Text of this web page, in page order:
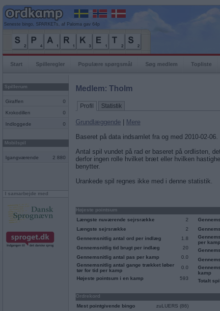
Seneste bingo, SPARKETs, af Paloma gav 64p
Start Spilleregler Populære spørgsmål Søg medlem Topliste
Spillerum
Giraffen 0
Krokodillen 0
Indloggede 0
Mobilspil
Igangværende 2 880
I samarbejde med
Medlem: Tholm
Profil Statistik
Grundlæggende
Mere
Baseret på data indsamlet fra og med 2010-02-06.
Antal spil vundet på rad er baseret på ordlisten,
derfor ingen rolle hvilket bræt eller hvilken
benytter.
Urankede spil regnes ikke med i denne statistik.
Højeste pointsum
Længste nuværende sejrsrække
2
Længste sejrsrække
2
Gennemsnitlig antal ord per indlæg
1.8
Gennemsnitlig tid brugt per indlæg
20
Gennemsnitlig antal pas per kamp
0.0
Gennemsnitlig antal gange trækket løber
tør for tid per kamp
0.0
Højeste pointsum i en kamp
593
per kamp
kamp
Totalt
Ordrekord
Mest pointgivende bingo
zuLUERS (86)